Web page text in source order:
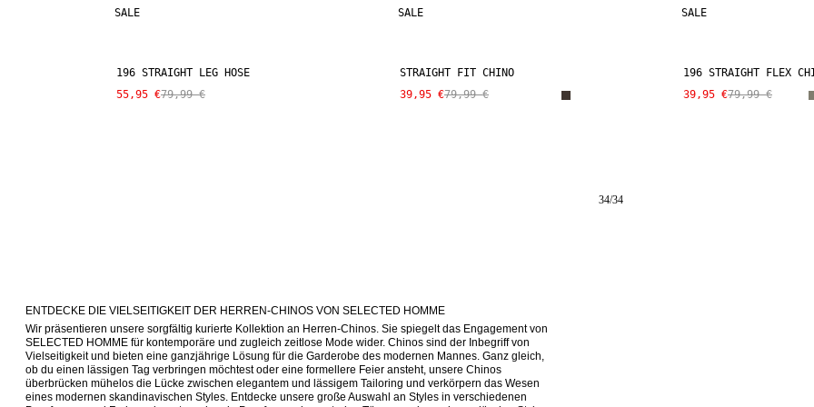
SALE
196 STRAIGHT LEG HOSE
55,95 €79,99 €
SALE
STRAIGHT FIT CHINO
39,95 €79,99 €
SALE
196 STRAIGHT FLEX
39,95 €79,99 €
34/34
ENTDECKE DIE VIELSEITIGKEIT DER HERREN-CHINOS VON SELECTED HOMME
Wir präsentieren unsere sorgfältig kurierte Kollektion an Herren-Chinos. Sie spiegelt das Engagement von
SELECTED HOMME für kontemporäre und zugleich zeitlose Mode wider. Chinos sind der Inbegriff von
Vielseitigkeit und bieten eine ganzjährige Lösung für die Garderobe des modernen Mannes. Ganz gleich,
ob du einen lässigen Tag verbringen möchtest oder eine formellere Feier ansteht, unsere Chinos
überbrücken mühelos die Lücke zwischen elegantem und lässigem Tailoring und verkörpern das Wesen
eines modernen skandinavischen Styles. Entdecke unsere große Auswahl an Styles in verschiedenen